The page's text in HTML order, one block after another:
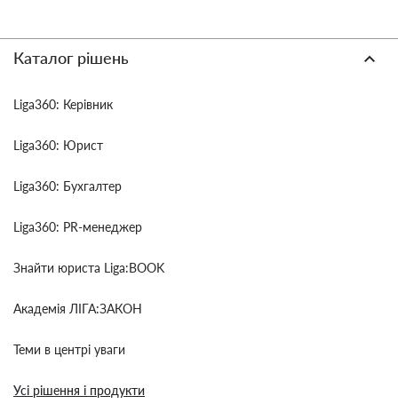
Каталог рішень
Liga360: Керівник
Liga360: Юрист
Liga360: Бухгалтер
Liga360: PR-менеджер
Знайти юриста Liga:BOOK
Академія ЛІГА:ЗАКОН
Теми в центрі уваги
Усі рішення і продукти